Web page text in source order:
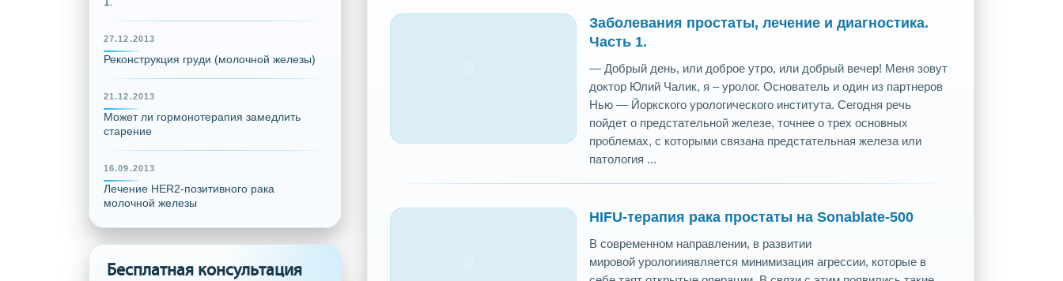
27.12.2013
Реконструкция груди (молочной железы)
21.12.2013
Может ли гормонотерапия замедлить
старение
16.09.2013
Лечение HER2-позитивного рака
молочной железы
Бесплатная консультация
Заболевания простаты, лечение и диагностика.
Часть 1.
— Добрый день, или доброе утро, или добрый вечер! Меня зовут
доктор Юлий Чалик, я – уролог. Основатель и один из партнеров
Нью — Йоркского урологического института. Сегодня речь
пойдет о предстательной железе, точнее о трех основных
проблемах, с которыми связана предстательная железа или
патология ...
HIFU-терапия рака простаты на Sonablate-500
В современном направлении, в развитии
мировой урологииявляется минимизация агрессии, которые в